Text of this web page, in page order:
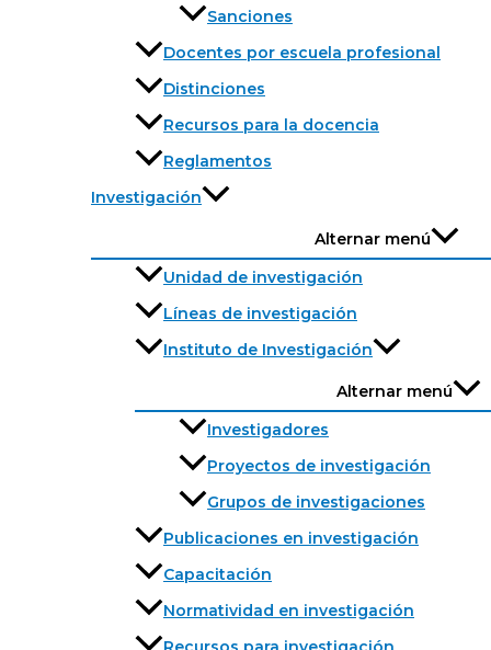
Sanciones
Docentes por escuela profesional
Distinciones
Recursos para la docencia
Reglamentos
Investigación
Alternar menú
Unidad de investigación
Líneas de investigación
Instituto de Investigación
Alternar menú
Investigadores
Proyectos de investigación
Grupos de investigaciones
Publicaciones en investigación
Capacitación
Normatividad en investigación